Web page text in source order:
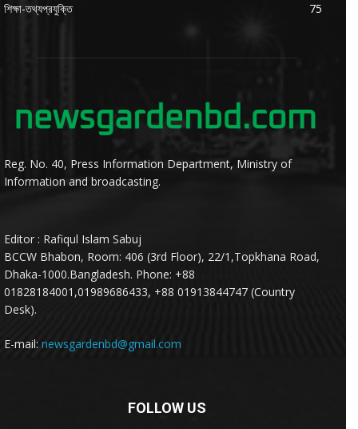
শিক্ষা-তথ্যপ্রযুক্তি
75
Reg. No. 40, Press Information Department, Ministry of
Information and broadcasting.
Editor : Rafiqul Islam Sabuj
BCCW Bhabon, Room: 406 (3rd Floor), 22/1,Topkhana Road,
Dhaka-1000.Bangladesh. Phone: +88
01828184001,01989686433, +88 01913844747 (Country
Desk).
E-mail: newsgardenbd@gmail.com
FOLLOW US